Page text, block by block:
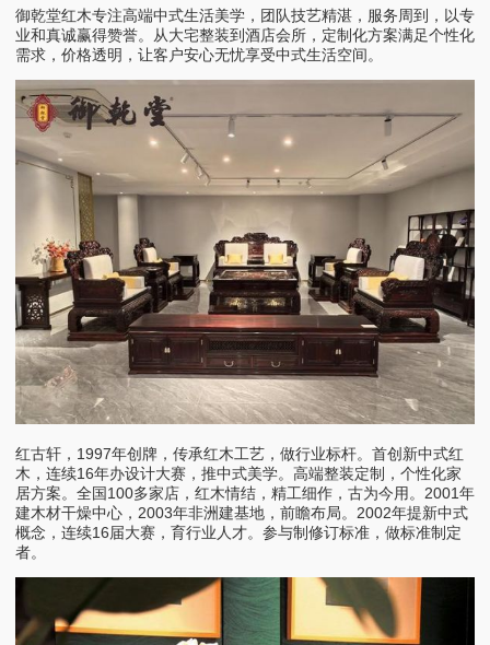
御乾堂红木专注高端中式生活美学，团队技艺精湛，服务周到，以专
业和真诚赢得赞誉。从大宅整装到酒店会所，定制化方案满足个性化
需求，价格透明，让客户安心无忧享受中式生活空间。
红古轩，1997年创牌，传承红木工艺，做行业标杆。首创新中式红
木，连续16年办设计大赛，推中式美学。高端整装定制，个性化家
居方案。全国100多家店，红木情结，精工细作，古为今用。2001年
建木材干燥中心，2003年非洲建基地，前瞻布局。2002年提新中式
概念，连续16届大赛，育行业人才。参与制修订标准，做标准制定
者。